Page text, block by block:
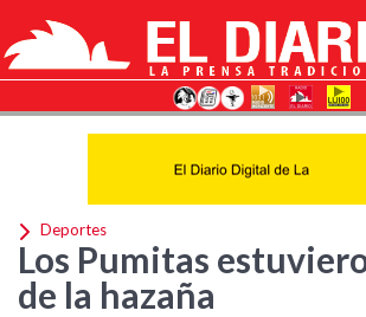
Deportes
Los Pumitas
de la hazaña